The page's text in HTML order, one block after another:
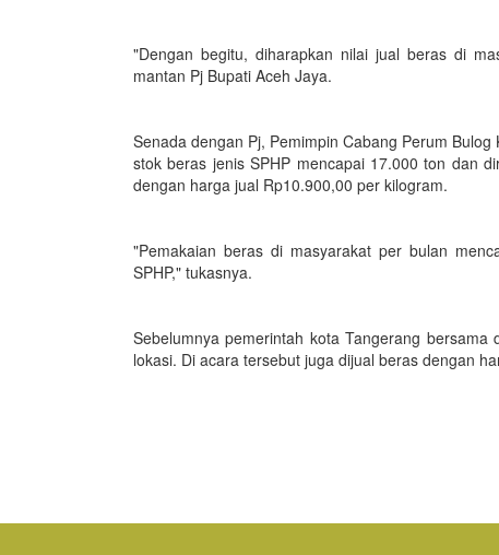
"Dengan begitu, diharapkan nilai jual beras di
mantan Pj Bupati Aceh Jaya.
Senada dengan Pj, Pemimpin Cabang Perum
stok beras jenis SPHP mencapai 17.000 ton dan
dengan harga jual Rp10.900,00 per kilogram.
"Pemakaian beras di masyarakat per bulan
SPHP," tukasnya.
Sebelumnya pemerintah kota Tangerang
lokasi. Di acara tersebut juga dijual beras dengan